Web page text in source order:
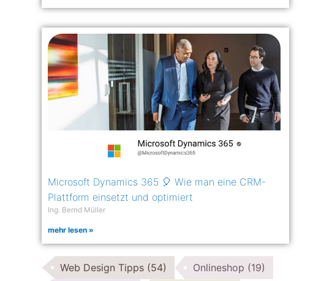
Microsoft Dynamics 365 🎈 Wie man eine CRM-
Plattform einsetzt und optimiert
Ing. Bernd Müller
mehr lesen »
Web Design Tipps (54) Onlineshop (19)